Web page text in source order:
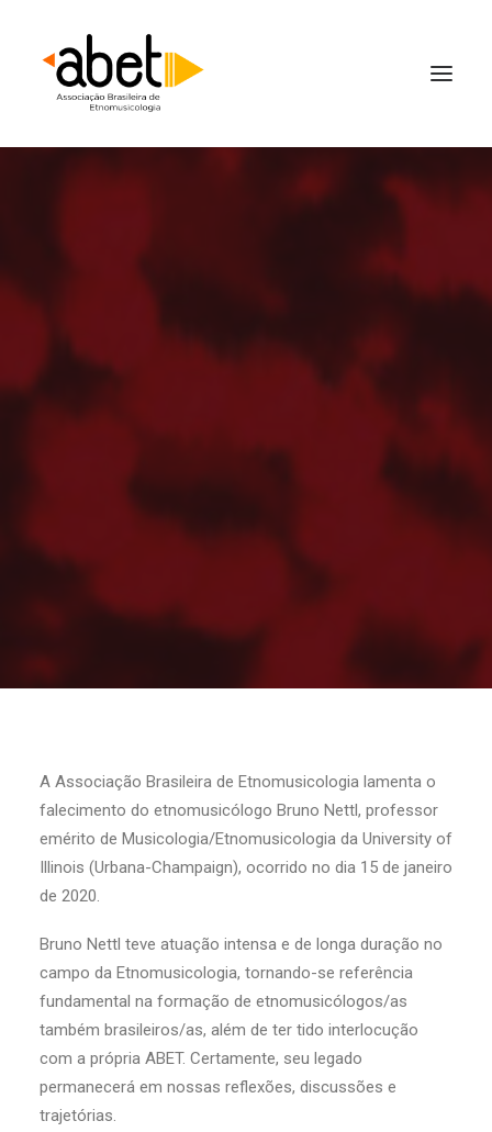
A Associação Brasileira de Etnomusicologia lamenta o
falecimento do etnomusicólogo Bruno Nettl, professor
emérito de Musicologia/Etnomusicologia da University of
Illinois (Urbana-Champaign), ocorrido no dia 15 de janeiro
de 2020.
Bruno Nettl teve atuação intensa e de longa duração no
campo da Etnomusicologia, tornando-se referência
fundamental na formação de etnomusicólogos/as
também brasileiros/as, além de ter tido interlocução
com a própria ABET. Certamente, seu legado
permanecerá em nossas reflexões, discussões e
trajetórias.